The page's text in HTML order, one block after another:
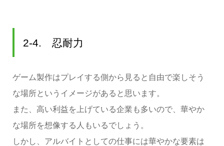
2-4. 忍耐力
ゲーム製作はプレイする側から見ると自由で楽しそう
な場所というイメージがあると思います。
また、高い利益を上げている企業も多いので、華やか
な場所を想像する人もいるでしょう。
しかし、アルバイトとしての仕事には華やかな要素は